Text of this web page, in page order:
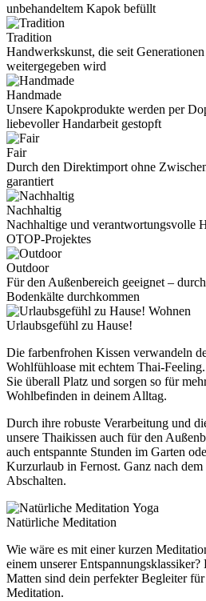
unbehandeltem Kapok befüllt
Tradition
Handwerkskunst, die seit
weitergegeben wird
Handmade
Unsere Kapokprodukte werden per
liebevoller Handarbeit gestopft
Fair
Durch den Direktimport ohne
garantiert
Nachhaltig
Nachhaltige und verantwortungsvolle
OTOP-Projektes
Outdoor
Für den Außenbereich geeignet –
Bodenkälte durchkommen
Wohnen
Urlaubsgefühl zu Hause!
Die farbenfrohen Kissen verwandeln
Wohlfühloase mit echtem Thai-
Sie überall Platz und sorgen so für
Wohlbefinden in deinem Alltag.
Durch ihre robuste Verarbeitung und
unsere Thaikissen auch für den
auch entspannte Stunden im Garten
Kurzurlaub in Fernost. Ganz nach
Abschalten.
Yoga
Natürliche Meditation
Wie wäre es mit einer kurzen
einem unserer
Matten sind dein perfekter Begleiter
Meditation.